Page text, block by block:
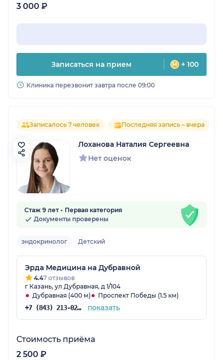
3 000 ₽
Записаться на прием + 100
Клиника перезвонит завтра после 09:00
Записалось 7 человек Последняя запись – вчера
Лоханова Наталия Сергеевна
Нет оценок
Стаж 9 лет
Первая категория
Документы проверены
эндокринолог Детский
Эрда Медицина на Дубравной
4.47 отзывов
г Казань, ул Дубравная, д 1/104
Дубравная (400 м)
Проспект Победы (1.5 км)
+7 (843) 213-02-71 показать
Стоимость приёма
2 500 ₽